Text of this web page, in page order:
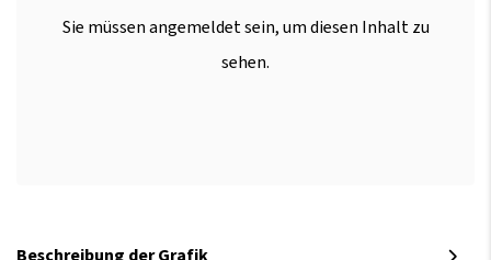
Sie müssen angemeldet sein, um diesen Inhalt zu
sehen.